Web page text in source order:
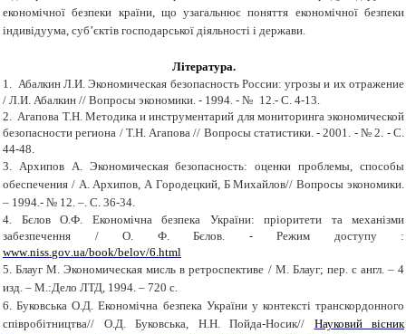
економічної безпеки країни, що узагальнює поняття економічної безпеки
індивідуума, суб’єктів господарської діяльності і держави.
Література.
1. Абалкин Л.И. Экономическая безопасность России: угрозы и их отражение
/ Л.И. Абалкин // Вопросы экономики. - 1994. -№ 12.-С. 4-13.
2. Агапова Т.Н. Методика и инструментарий для мониторинга экономической
безопасности региона / Т.Н. Агапова // Вопросы статистики.- 2001. -№ 2. -С.
44-48.
3. Архипов А. Экономическая безопасность: оценки проблемы, способы
обеспечения / А. Архипов, А Городецкий, Б Михайлов// Вопросы экономики.
– 1994.- № 12. –. С. 36-34.
4.
Бєлов О.Ф.
Економічна безпека України: пріоритети та механізми
забезпечення / О. Ф. Бєлов. -Режим доступу :
www.niss.gov.ua/book/belov/6.html
5. Блауг М. Экономическая мисльв ретроспективе / М. Блауг; пер. с англ. – 4
изд. – М.:Дело ЛТД, 1994. – 720 с.
6. Буковська О.Д. Економічна безпека України у контексті транскордонного
співробітництва// О.Д. Буковська, Н.Н. Пойда-Носик// Науковий вісник